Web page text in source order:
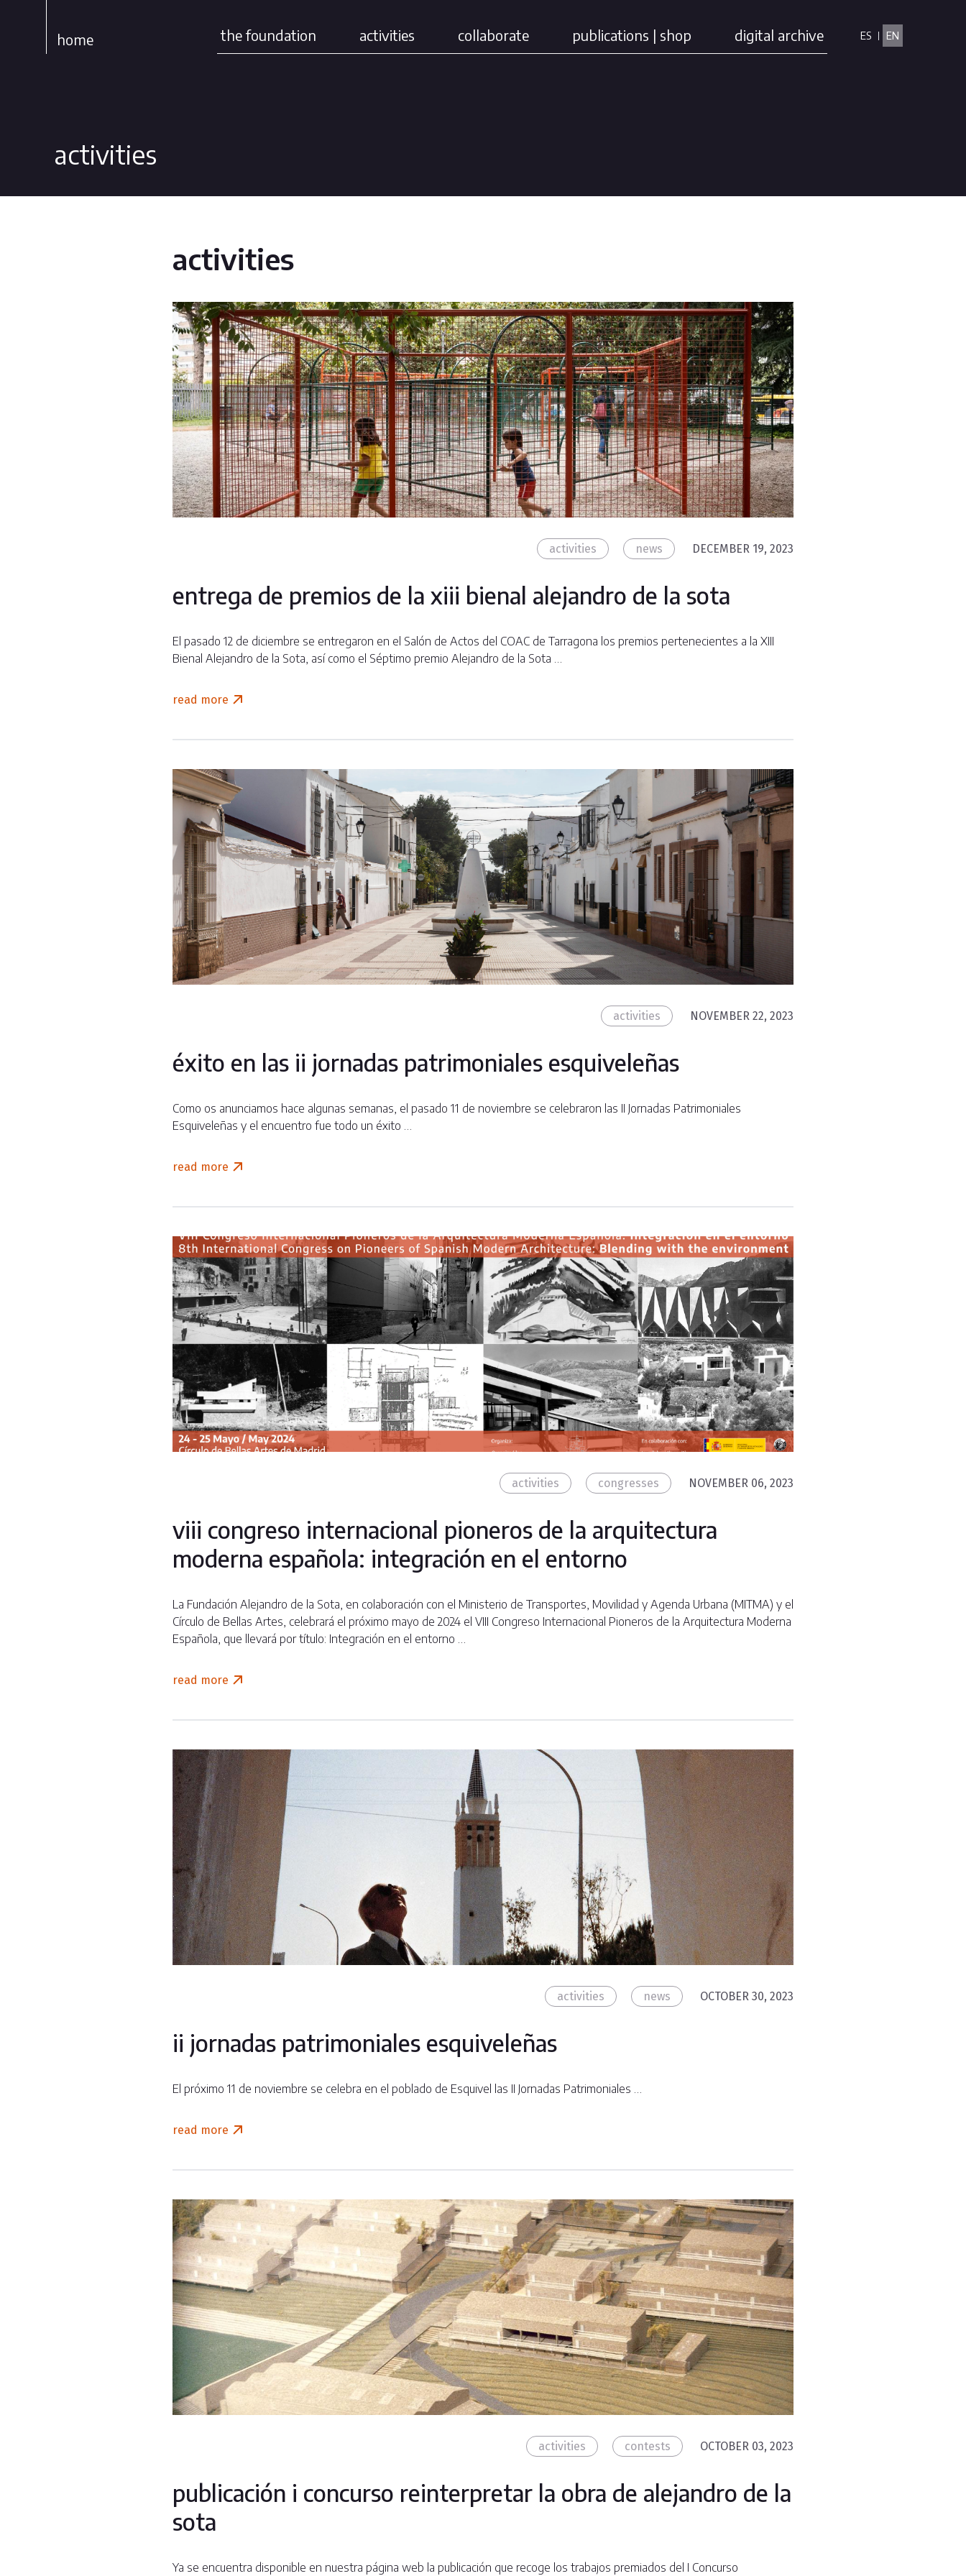
home the foundation activities collaborate publications | shop digital archive ES EN
activities
activities
activities news DECEMBER 19, 2023
entrega de premios de la xiii bienal alejandro de la sota
El pasado 12 de diciembre se entregaron en el Salón de Actos del COAC de Tarragona los premios pertenecientes a la XIII
Bienal Alejandro de la Sota, así como el Séptimo premio Alejandro de la Sota …
read more
activities NOVEMBER 22, 2023
éxito en las ii jornadas patrimoniales esquiveleñas
Como os anunciamos hace algunas semanas, el pasado 11 de noviembre se celebraron las II Jornadas Patrimoniales
Esquiveleñas y el encuentro fue todo un éxito …
read more
activities congresses NOVEMBER 06, 2023
viii congreso internacional pioneros de la arquitectura
moderna española: integración en el entorno
La Fundación Alejandro de la Sota, en colaboración con el Ministerio de Transportes, Movilidad y Agenda Urbana (MITMA) y el
Círculo de Bellas Artes, celebrará el próximo mayo de 2024 el VIII Congreso Internacional Pioneros de la Arquitectura Moderna
Española, que llevará por título: Integración en el entorno …
read more
activities news OCTOBER 30, 2023
ii jornadas patrimoniales esquiveleñas
El próximo 11 de noviembre se celebra en el poblado de Esquivel las II Jornadas Patrimoniales …
read more
activities contests OCTOBER 03, 2023
publicación i concurso reinterpretar la obra de alejandro de la
sota
Ya se encuentra disponible en nuestra página web la publicación que recoge los trabajos premiados del I Concurso